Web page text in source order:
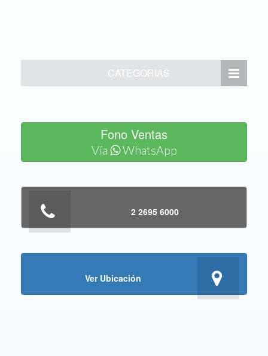
CATEGORIAS
Fono Ventas
Vía WhatsApp
2 2695 6000
Ver Ubicación